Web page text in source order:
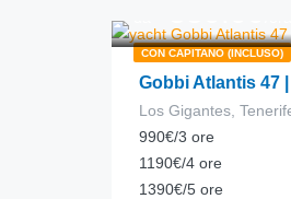
CON CAPITANO (INCLUSO)
Gobbi Atlantis 47
Los Gigantes,
990€/3 ore
1190€/4 ore
1390€/5 ore